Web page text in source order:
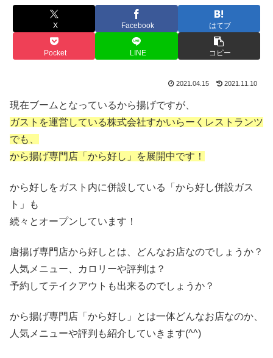
X Facebook はてブ
Pocket LINE コピー
2021.04.15 2021.11.10
現在ブームとなっているから揚げですが、
ガストを運営している株式会社すかいらーくレストランツ
でも、
から揚げ専門店「から好し」を展開中です！
から好しをガスト内に併設している「から好し併設ガス
ト」も
続々とオープンしています！
唐揚げ専門店から好しとは、どんなお店なのでしょうか？
人気メニュー、カロリーや評判は？
予約してテイクアウトも出来るのでしょうか？
から揚げ専門店「から好し」とは一体どんなお店なのか、
人気メニューや評判も紹介していきます(^^)